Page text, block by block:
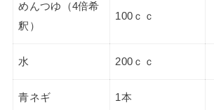
めんつゆ（4倍希
釈）
100ｃｃ
水 200ｃｃ
青ネギ 1本